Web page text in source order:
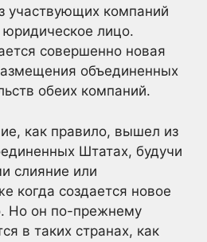
участвующих компаний
юридическое лицо.
совершенно новая
объединенных
обеих компаний.
как правило, вышел из
Штатах, будучи
слияние или
когда создается новое
Но он по-прежнему
в таких странах, как